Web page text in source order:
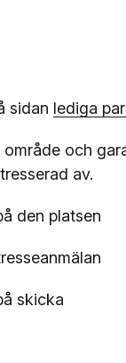
sidan lediga
område och
av.
den platsen
skicka